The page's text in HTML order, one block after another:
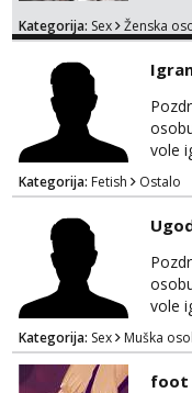
na
Kategorija: Sex Ženska
vole
zelis
Kategorija: Fetish Ostalo
vole
zelis
Kategorija: Sex Muška
foot